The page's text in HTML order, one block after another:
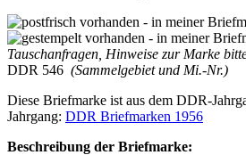
Tauschanfragen, Hinweise zur Marke
DDR 546 (Sammelgebiet und Mi.-Nr.)
Diese Briefmarke ist aus dem DDR-
Jahrgang: DDR Briefmarken 1956
Beschreibung der Briefmarke: